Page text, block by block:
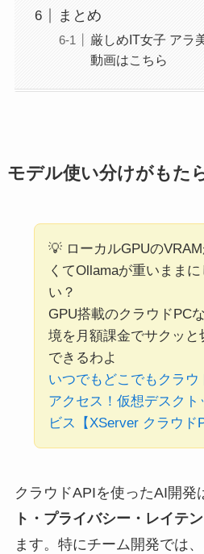
まとめ
厳しめIT女子 アラ
動画はこちら
モデル使い分けがもた
💡 ローカルGPUの
くてOllamaが重いまま
い？
GPU搭載のクラウドPC
境を月額課金でサクッと
できるわよ
いつでもどこでもクラウ
アクセス！仮想デスクト
ビス【XServer クラウド
クラウドAPIを使ったAI開発
ト・プライバシー・レイテ
ます。特にチーム開発では